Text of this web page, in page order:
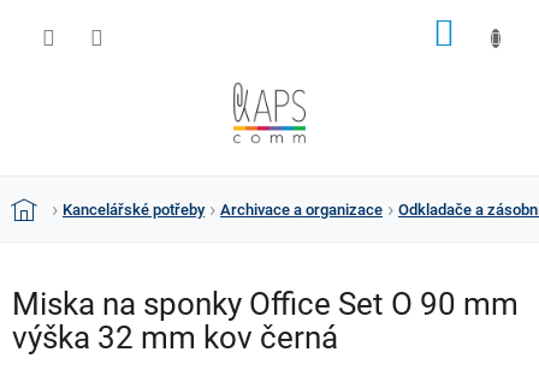
DomůKancelářské potřeby Archivace a organizace Odkladače a
Miska na sponky Office Set O 90 mm
výška 32 mm kov černá